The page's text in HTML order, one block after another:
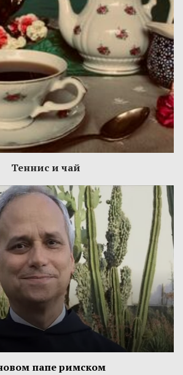
Теннис и чай
папе римском